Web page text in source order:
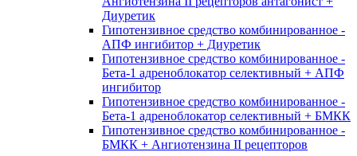
Диуретик
Гипотензивное средство комбинированное -
АПФ ингибитор + Диуретик
Гипотензивное средство комбинированное -
Бета-1 адреноблокатор селективный + АПФ
ингибитор
Гипотензивное средство комбинированное -
Бета-1 адреноблокатор селективный + БМКК
Гипотензивное средство комбинированное -
БМКК + Ангиотензина II рецепторов